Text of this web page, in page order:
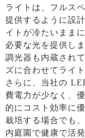
ライトは、フルス
提供するように設
イトが冷たいまま
必要な光を提供し
調光器も内蔵され
ズに合わせてライ
さらに、当社の
費電力が少なく、
的にコスト効率に
栽培する場合でも
内庭園で健康で活